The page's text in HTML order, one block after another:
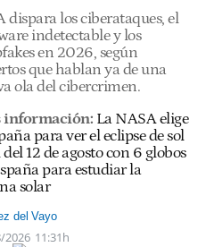
dispara los ciberataques, el
indetectable y los
en 2026, según
que hablan ya de una
ola del cibercrimen.
información: La NASA elige
para ver el eclipse de sol
12 de agosto con 6 globos
para estudiar la
solar
del Vayo
2026 11:31h